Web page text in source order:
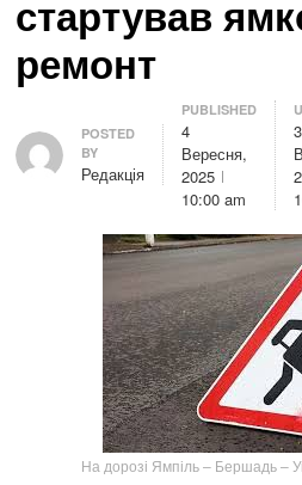
стартував
ремонт
Author
POSTED
BY
Редакція
PUBLISHED
4
Вересня,
2025
10:00 am
3
На дорозі Ямпіль – Бершадь –